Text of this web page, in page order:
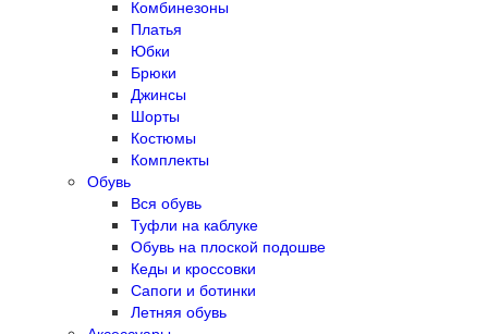
Комбинезоны
Платья
Юбки
Брюки
Джинсы
Шорты
Костюмы
Комплекты
Обувь
Вся обувь
Туфли на каблуке
Обувь на плоской подошве
Кеды и кроссовки
Сапоги и ботинки
Летняя обувь